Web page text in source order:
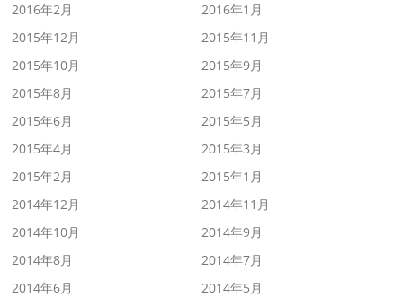
2016年2月
2016年1月
2015年12月
2015年11月
2015年10月
2015年9月
2015年8月
2015年7月
2015年6月
2015年5月
2015年4月
2015年3月
2015年2月
2015年1月
2014年12月
2014年11月
2014年10月
2014年9月
2014年8月
2014年7月
2014年6月
2014年5月